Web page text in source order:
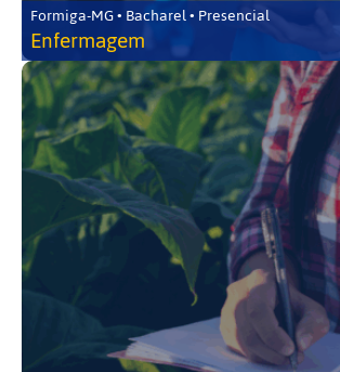
Formiga-MG • Bacharel • Presencial
Enfermagem